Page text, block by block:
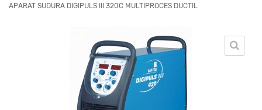
APARAT SUDURA DIGIPULS III 320C MULTIPROCES DUCTIL